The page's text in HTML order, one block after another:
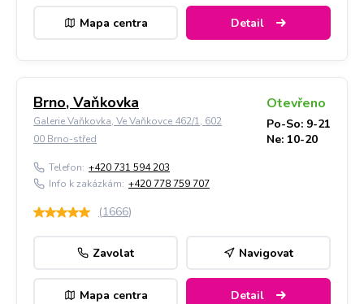
Mapa centra Detail
Brno, Vaňkovka
Galerie Vaňkovka, Ve Vaňkovce 462/1, 602
00 Brno-střed
Otevřeno
Po-So: 9-21
Ne: 10-20
Telefon: +420 731 594 203
Info k zakázkám: +420 778 759 707
(1666)
Zavolat Navigovat
Mapa centra Detail